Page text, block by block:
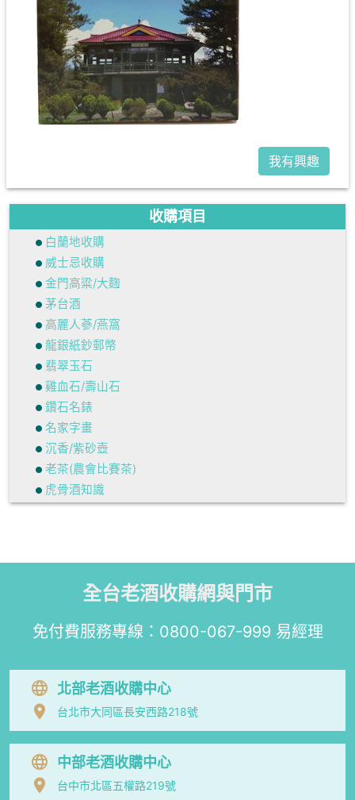
我有興趣
收購項目
白蘭地收購
威士忌收購
金門高粱/大麴
茅台酒
高麗人蔘/燕窩
龍銀紙鈔郵幣
翡翠玉石
雞血石/壽山石
鑽石名錶
名家字畫
沉香/紫砂壺
老茶(農會比賽茶)
虎骨酒知識
全台老酒收購網與門市
免付費服務專線： 0800-067-999 易經理
北部老酒收購中心
台北市大同區長安西路218號
中部老酒收購中心
台中市北區五權路219號